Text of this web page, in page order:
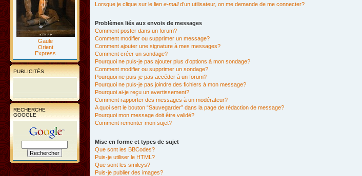
Gaule
Orient
Express
PUBLICITÉS
RECHERCHE
GOOGLE
Lorsque je clique sur le lien e-maild’un utilisateur, on me demande de me connecter?
Problèmes liés aux envois de messages
Comment poster dans un forum?
Comment modifier ou supprimer un message?
Comment ajouter une signature à mes messages?
Comment créer un sondage?
Pourquoi ne puis-je pas ajouter plus d’options à mon sondage?
Comment modifier ou supprimer un sondage?
Pourquoi ne puis-je pas accéder à un forum?
Pourquoi ne puis-je pas joindre des fichiers à mon message?
Pourquoi ai-je reçu un avertissement?
Comment rapporter des messages à un modérateur?
A quoi sert le bouton “Sauvegarder” dans la page de rédaction de message?
Pourquoi mon message doit être validé?
Comment remonter mon sujet?
Mise en forme et types de sujet
Que sont les BBCodes?
Puis-je utiliser le HTML?
Que sont les smileys?
Puis-je publier des images?